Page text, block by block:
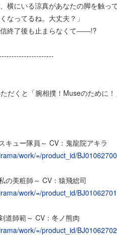
横にいる涼真があなたの脚を触
なってるね。大丈夫？」
終了後も止まらなくて――!?
だくと「腕相撲！Museのために
キュー隊員～ CV：鬼龍院アキラ
work/=/product_id/
の美粧師～ CV：猿飛総司
work/=/product_id/
道師範～ CV：冬ノ熊肉
work/=/product_id/